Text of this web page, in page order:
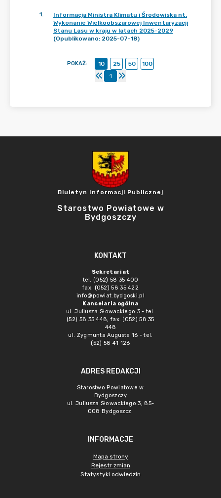
1.
Informacja Ministra Klimatu i Środowiska nt.
Wykonanie Wielkoobszarowej Inwentaryzacji
Stanu Lasu w kraju w latach 2025-2029
(Opublikowano: 2025-07-18)
POKAŻ: 10 25 50
100
1
Biuletyn Informacji Publicznej
Starostwo Powiatowe w
Bydgoszczy
KONTAKT
Sekretariat
tel. (052) 58 35 400
fax. (052) 58 35 422
info@powiat.bydgoski.pl
Kancelaria ogólna
ul. Juliusza Słowackiego 3 - tel.
(52) 58 35 448, fax. (052) 58 35
448
ul. Zygmunta Augusta 16 - tel.
(52) 58 41 126
ADRES REDAKCJI
Starostwo Powiatowe w
Bydgoszczy
ul. Juliusza Słowackiego 3, 85-
008 Bydgoszcz
INFORMACJE
Mapa strony
Rejestr zmian
Statystyki odwiedzin